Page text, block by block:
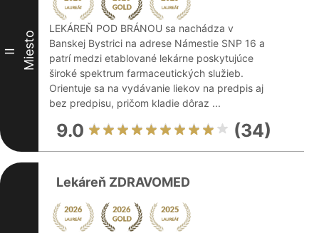
II Miesto
LEKÁREŇ POD BRÁNOU sa nachádza v
Banskej Bystrici na adrese Námestie SNP 16 a
patrí medzi etablované lekárne poskytujúce
široké spektrum farmaceutických služieb.
Orientuje sa na vydávanie liekov na predpis aj
bez predpisu, pričom kladie dôraz ...
9.0 (34)
Lekáreň ZDRAVOMED